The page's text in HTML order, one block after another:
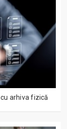
arhiva fizică